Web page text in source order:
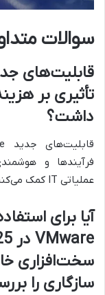
سوالات
داشت؟
عملیاتی IT کمک می‌کنند.
آیا برای
سخت‌افزاری
سازگاری را